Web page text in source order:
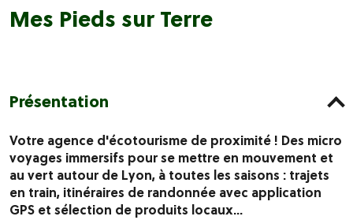
Mes Pieds sur Terre
Présentation
Votre agence d'écotourisme de proximité ! Des micro
voyages immersifs pour se mettre en mouvement et
au vert autour de Lyon, à toutes les saisons : trajets
en train, itinéraires de randonnée avec application
GPS et sélection de produits locaux...